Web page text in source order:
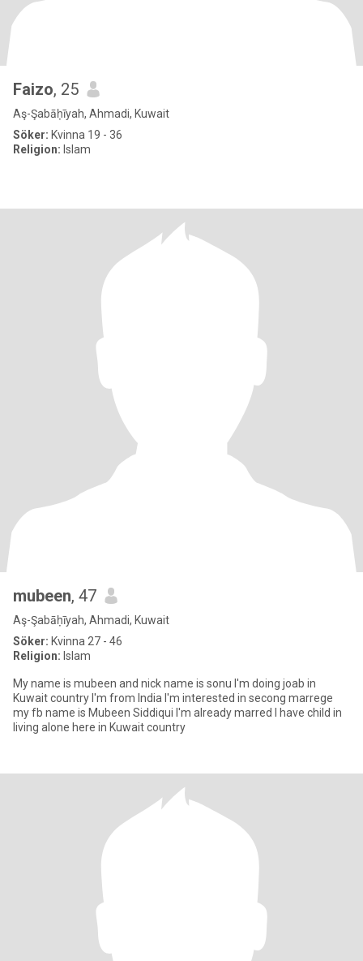
Faizo, 25
Aş-Şabāḥīyah, Ahmadi, Kuwait
Söker: Kvinna 19 - 36
Religion: Islam
mubeen, 47
Aş-Şabāḥīyah, Ahmadi, Kuwait
Söker: Kvinna 27 - 46
Religion: Islam
My name is mubeen and nick name is sonu I'm doing joab in
Kuwait country I'm from India I'm interested in secong marrege
my fb name is Mubeen Siddiqui I'm already marred I have child in
living alone here in Kuwait country